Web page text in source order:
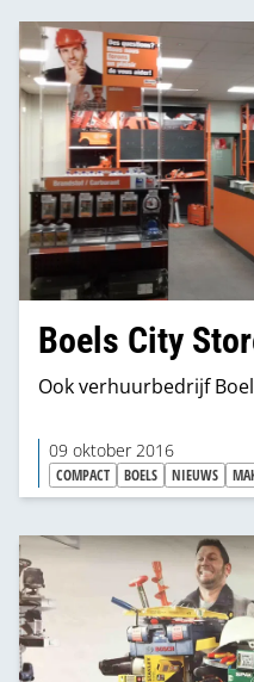
Machelen. Daar staat
van België en kunnen
forma bezichtigen.
Boels City
Ook verhuurbedrijf
09 oktober 2016
COMPACT BOELS NIEUWS